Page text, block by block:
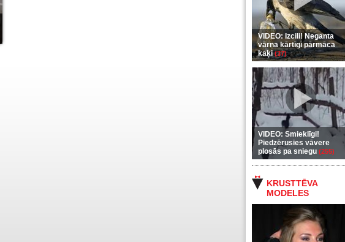
VIDEO: Izcili! Neganta
vārna kārtīgi pārmāca
kaķi(37)
VIDEO: Smieklīgi!
Piedzērusies vāvere
plosās pa sniegu (255)
KRUSTTĒVA
MODELES